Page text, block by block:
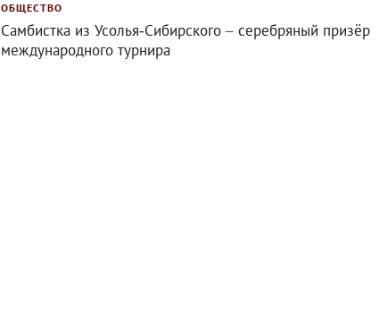
ОБЩЕСТВО
Самбистка из Усолья‑Сибирского – серебряный призёр
международного турнира